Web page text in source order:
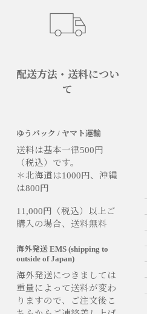
配送方法・送料につい
て
ゆうパック / ヤマト運輸
送料は基本一律500円
（税込）です。
＊北海道は1000円、沖縄
は800円
11,000円（税込）以上ご
購入の場合、送料無料
海外発送 EMS (shipping to
outside of Japan)
海外発送につきましては
重量によって送料が変わ
りますので、ご注文後こ